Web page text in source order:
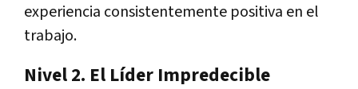
experiencia consistentemente positiva en el
trabajo.
Nivel 2. El Líder Impredecible